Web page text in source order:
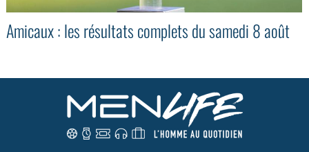
GoodMood #15
Amicaux : les résultats complets du samedi 8 août